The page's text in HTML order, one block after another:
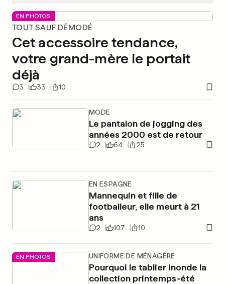
EN PHOTOS
TOUT SAUF DÉMODÉ
Cet accessoire tendance,
votre grand-mère le portait
déjà
3 33 10
MODE
Le pantalon de jogging des
années 2000 est de retour
2 64 25
EN ESPAGNE
Mannequin et fille de
footballeur, elle meurt à 21
ans
2 107 10
EN PHOTOS UNIFORME DE MÉNAGÈRE
Pourquoi le tablier inonde la
collection printemps-été